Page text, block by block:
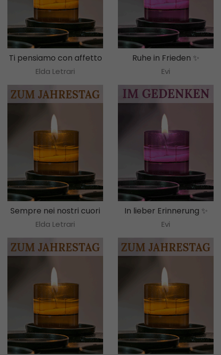
Ti pensiamo con affetto
Elda Letrari
Ruhe in Frieden ✨
Evi
Sempre nei nostri cuori
Elda Letrari
In lieber Erinnerung ✨
Evi